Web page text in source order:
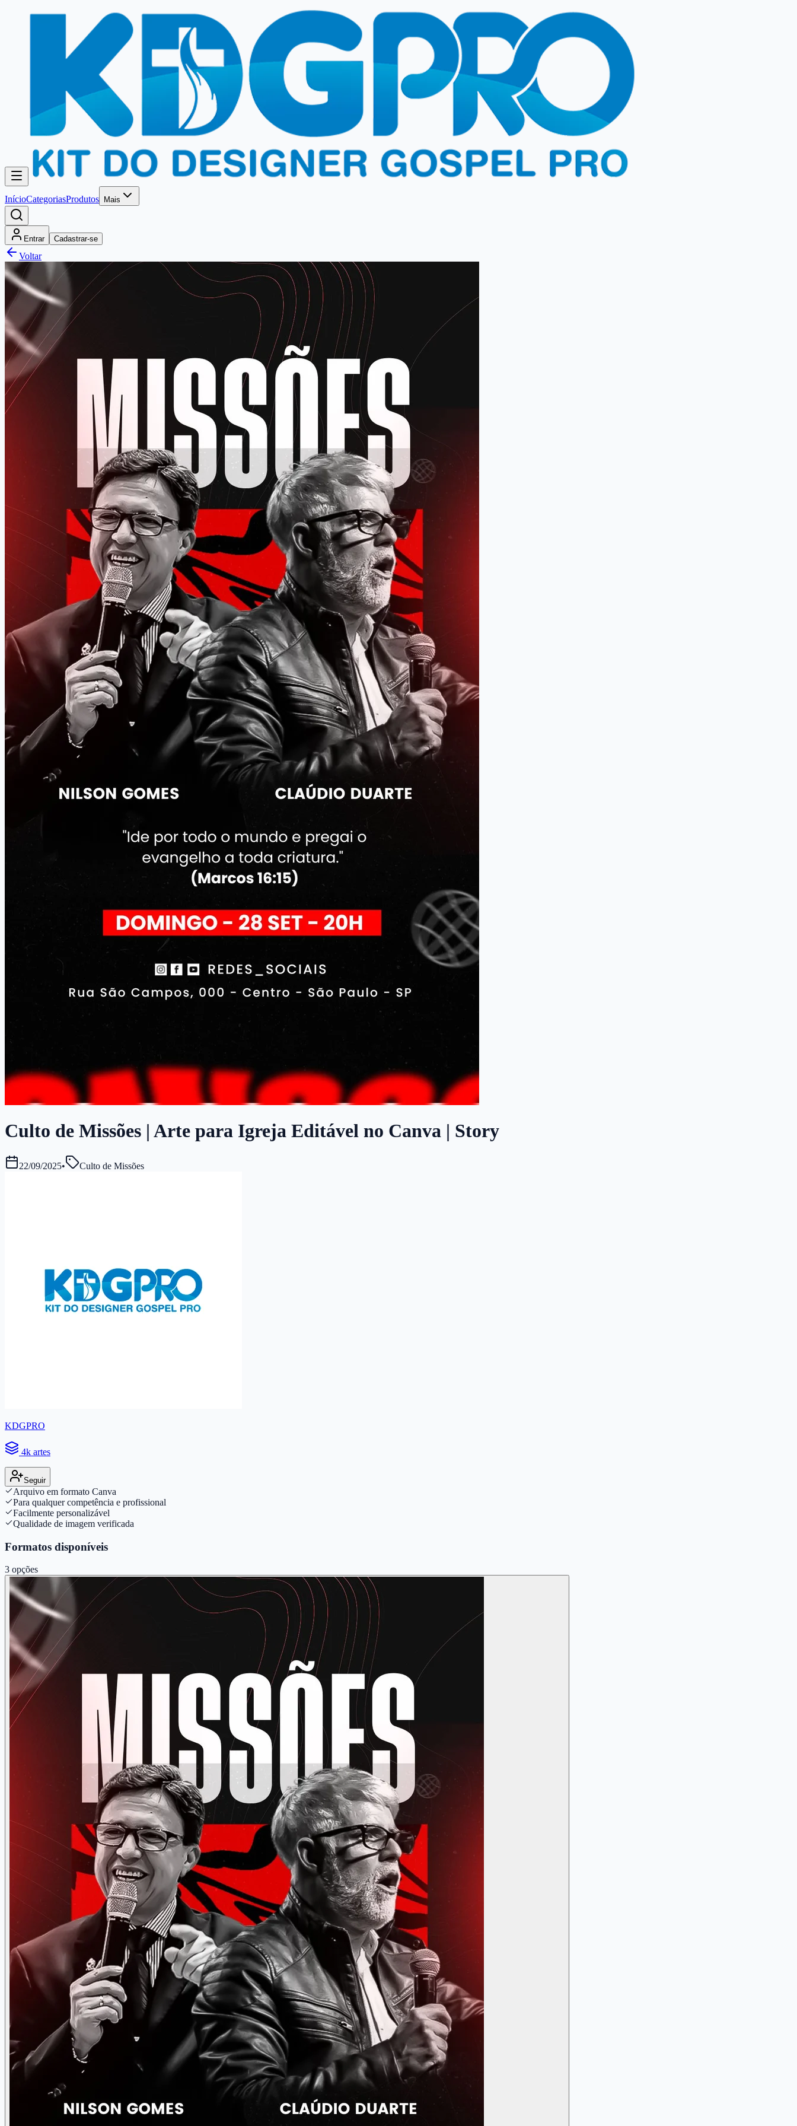
InícioCategoriasProdutos Mais
Entrar Cadastrar-se
Voltar
Culto de Missões | Arte para Igreja Editável no Canva | Story
22/09/2025• Culto de Missões
KDGPRO
4k artes
Seguir
Arquivo em formato Canva
Para qualquer competência e profissional
Facilmente personalizável
Qualidade de imagem verificada
Formatos disponíveis
3 opções